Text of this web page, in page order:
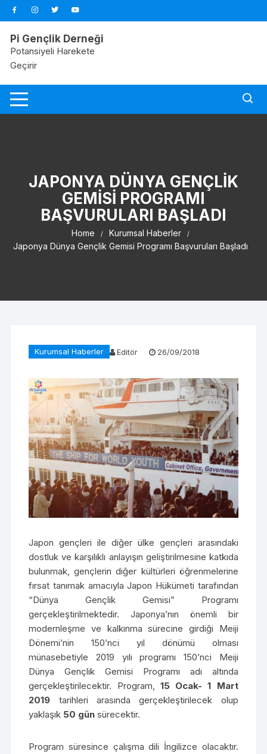
Skip
to
content
Pi Gençlik Derneği
Potansiyeli Harekete
Geçirir
JAPONYA DÜNYA GENÇLIK
GEMISI PROGRAMI
BAŞVURULARI BAŞLADI
Home
Kurumsal Haberler
Japonya Dünya Gençlik Gemisi Programı Başvuruları Başladı
Kurumsal Haberler Editör 26/09/2018
Japon gençleri ile diğer ülke gençleri arasındaki
dostluk ve karşılıklı anlayışın geliştirilmesine katkıda
bulunmak, gençlerin diğer kültürleri öğrenmelerine
fırsat tanımak amacıyla Japon Hükümeti tarafından
“Dünya Gençlik Gemisi” Programı
gerçekleştirilmektedir. Japonya’nın önemli bir
modernleşme ve kalkınma sürecine girdiği Meiji
Dönemi’nin 150’nci yıl dönümü olması
münasebetiyle 2019 yılı programı 150’nci Meiji
Dünya Gençlik Gemisi Programı adı altında
gerçekleştirilecektir. Program, 15 Ocak- 1 Mart
2019 tarihleri arasında gerçekleştirilecek olup
yaklaşık 50 gün sürecektir.
Program süresince çalışma dili İngilizce olacaktır.